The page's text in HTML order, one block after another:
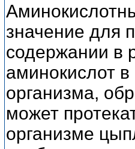
значение для
содержании в
аминокислот
организма,
может
организме